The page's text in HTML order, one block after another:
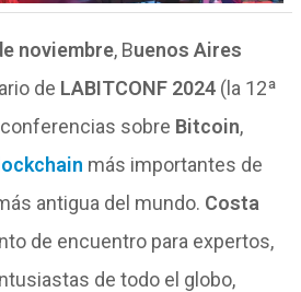
noviembre, Buenos Aires
de LABITCONF 2024(la 12ª
sobre Bitcoin,
más importantes de
antigua del mundo. Costa
de encuentro para expertos,
de todo el globo,